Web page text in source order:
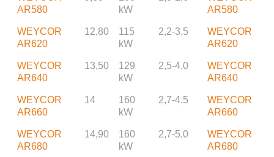
AR580
kW
AR580
WEYCOR
AR620
12,80
115
kW
2,2-3,5
WEYCOR
AR620
WEYCOR
AR640
13,50
129
kW
2,5-4,0
WEYCOR
AR640
WEYCOR
AR660
14
160
kW
2,7-4,5
WEYCOR
AR660
WEYCOR
AR680
14,90
160
kW
2,7-5,0
WEYCOR
AR680